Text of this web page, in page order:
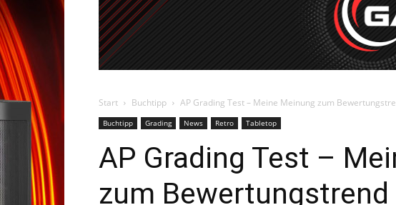
Start Buchtipp AP Grading Test – Meine Meinung zum
Buchtipp Grading News Retro Tabletop
AP Grading Test –
zum Bewertungstrend